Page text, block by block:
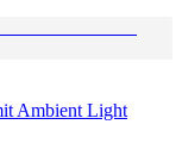
Ambient Light